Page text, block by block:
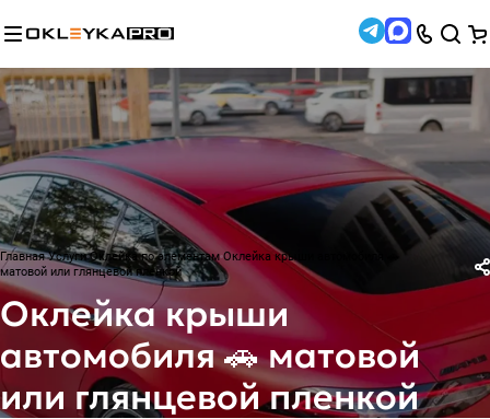
Главная Услуги Оклейка по элементам Оклейка крыши автомобиля 🚗
матовой или глянцевой пленкой
Оклейка крыши
автомобиля 🚗 матовой
или глянцевой пленкой